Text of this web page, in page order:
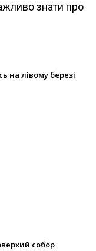
знати про
на лівому березі
собор